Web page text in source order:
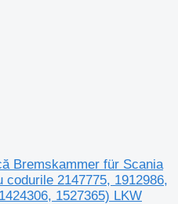
Bremskammer für Scania
2147775, 1912986,
1527365) LKW